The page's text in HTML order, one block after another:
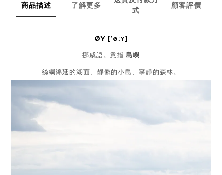
商品描述 了解更多
式
顧客評價
ØY [’øːʏ]
挪威語。意指 島嶼
絲綢綿延的湖面、靜僻的小島、寧靜的森林。